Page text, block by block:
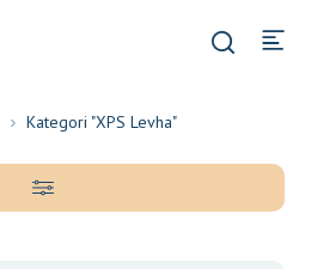
Kategori "XPS Levha"